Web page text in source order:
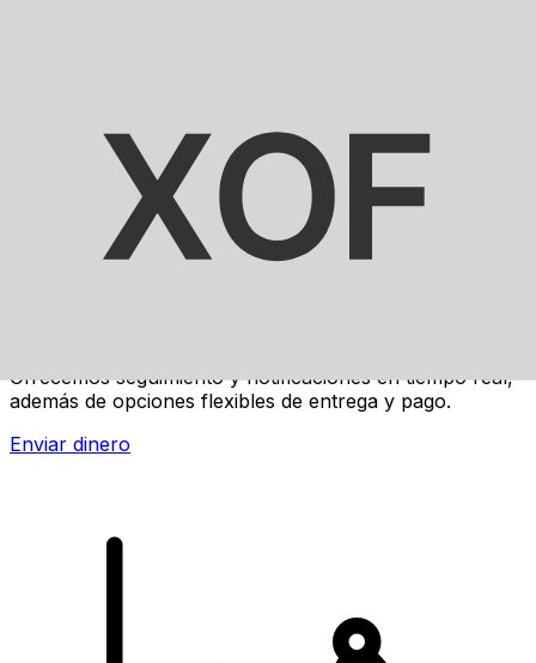
Ofrecemos seguimiento y notificaciones en tiempo real,
además de opciones flexibles de entrega y pago.
Enviar dinero